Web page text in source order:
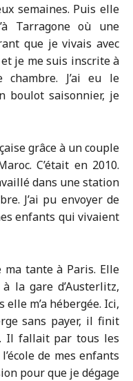
semaines. Puis elle
Tarragone où une
que je vivais avec
je me suis inscrite à
J’ai eu le
boulot saisonnier, je
grâce à un couple
C’était en 2010.
dans une station
J’ai pu envoyer de
enfants qui vivaient
tante à Paris. Elle
la gare d’Austerlitz,
m’a hébergée. Ici,
sans payer, il finit
Il fallait par tous les
de mes enfants
pour que je dégage